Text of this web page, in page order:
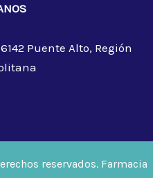
Puente Alto, Región
reservados. Farmacia